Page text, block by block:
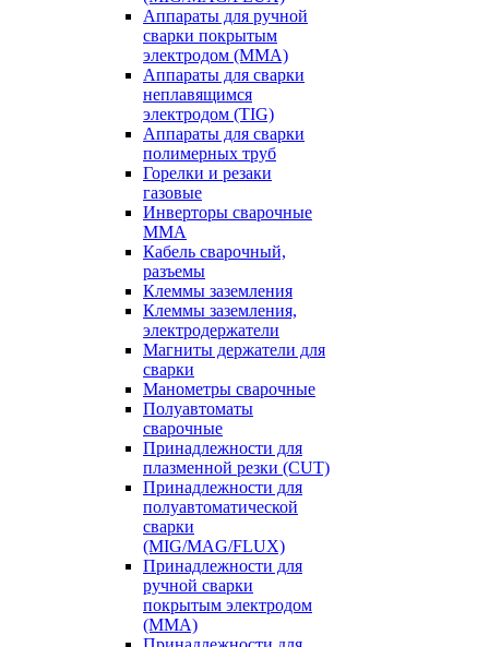
Аппараты для ручной
сварки покрытым
электродом (MMA)
Аппараты для сварки
неплавящимся
электродом (TIG)
Аппараты для сварки
полимерных труб
Горелки и резаки
газовые
Инверторы сварочные
ММА
Кабель сварочный,
разъемы
Клеммы заземления
Клеммы заземления,
электродержатели
Магниты держатели для
сварки
Манометры сварочные
Полуавтоматы
сварочные
Принадлежности для
плазменной резки (CUT)
Принадлежности для
полуавтоматической
сварки
(MIG/MAG/FLUX)
Принадлежности для
ручной сварки
покрытым электродом
(MMA)